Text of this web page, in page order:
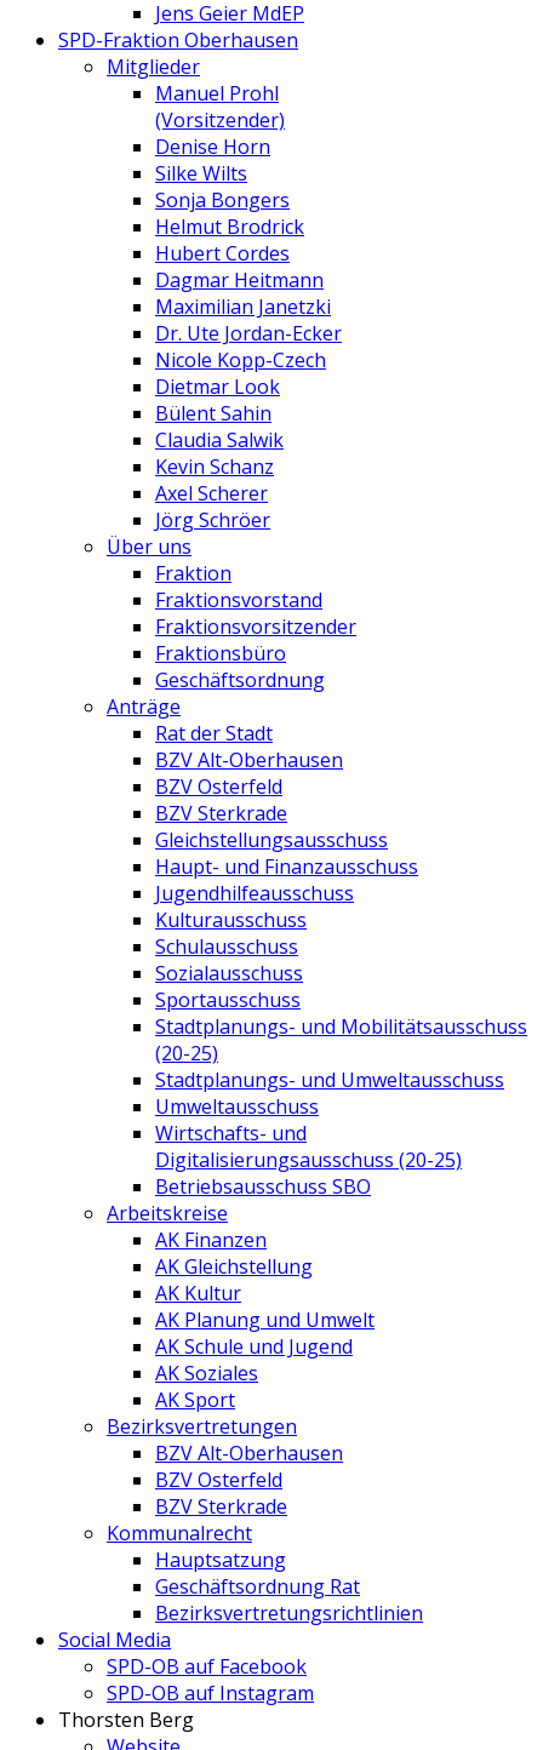
Jens Geier MdEP
SPD-Fraktion Oberhausen
Mitglieder
Manuel Prohl
(Vorsitzender)
Denise Horn
Silke Wilts
Sonja Bongers
Helmut Brodrick
Hubert Cordes
Dagmar Heitmann
Maximilian Janetzki
Dr. Ute Jordan-Ecker
Nicole Kopp-Czech
Dietmar Look
Bülent Sahin
Claudia Salwik
Kevin Schanz
Axel Scherer
Jörg Schröer
Über uns
Fraktion
Fraktionsvorstand
Fraktionsvorsitzender
Fraktionsbüro
Geschäftsordnung
Anträge
Rat der Stadt
BZV Alt-Oberhausen
BZV Osterfeld
BZV Sterkrade
Gleichstellungsausschuss
Haupt- und Finanzausschuss
Jugendhilfeausschuss
Kulturausschuss
Schulausschuss
Sozialausschuss
Sportausschuss
Stadtplanungs- und Mobilitätsausschuss
(20-25)
Stadtplanungs- und Umweltausschuss
Umweltausschuss
Wirtschafts- und
Digitalisierungsausschuss (20-25)
Betriebsausschuss SBO
Arbeitskreise
AK Finanzen
AK Gleichstellung
AK Kultur
AK Planung und Umwelt
AK Schule und Jugend
AK Soziales
AK Sport
Bezirksvertretungen
BZV Alt-Oberhausen
BZV Osterfeld
BZV Sterkrade
Kommunalrecht
Hauptsatzung
Geschäftsordnung Rat
Bezirksvertretungs­richtlinien
Social Media
SPD-OB auf Facebook
SPD-OB auf Instagram
Thorsten Berg